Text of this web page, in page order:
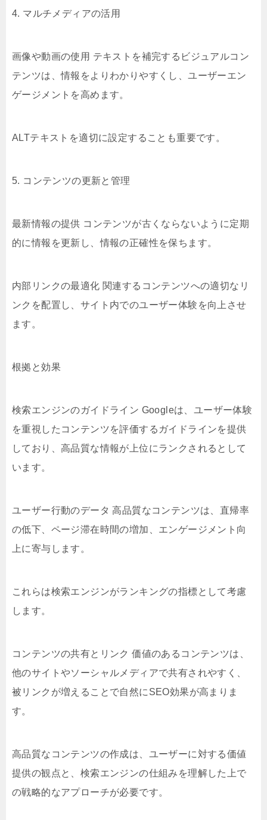
4. マルチメディアの活用
画像や動画の使用 テキストを補完するビジュアルコン
テンツは、情報をよりわかりやすくし、ユーザーエン
ゲージメントを高めます。
ALTテキストを適切に設定することも重要です。
5. コンテンツの更新と管理
最新情報の提供 コンテンツが古くならないように定期
的に情報を更新し、情報の正確性を保ちます。
内部リンクの最適化 関連するコンテンツへの適切なリ
ンクを配置し、サイト内でのユーザー体験を向上させ
ます。
根拠と効果
検索エンジンのガイドライン Googleは、ユーザー体験
を重視したコンテンツを評価するガイドラインを提供
しており、高品質な情報が上位にランクされるとして
います。
ユーザー行動のデータ 高品質なコンテンツは、直帰率
の低下、ページ滞在時間の増加、エンゲージメント向
上に寄与します。
これらは検索エンジンがランキングの指標として考慮
します。
コンテンツの共有とリンク 価値のあるコンテンツは、
他のサイトやソーシャルメディアで共有されやすく、
被リンクが増えることで自然にSEO効果が高まりま
す。
高品質なコンテンツの作成は、ユーザーに対する価値
提供の観点と、検索エンジンの仕組みを理解した上で
の戦略的なアプローチが必要です。